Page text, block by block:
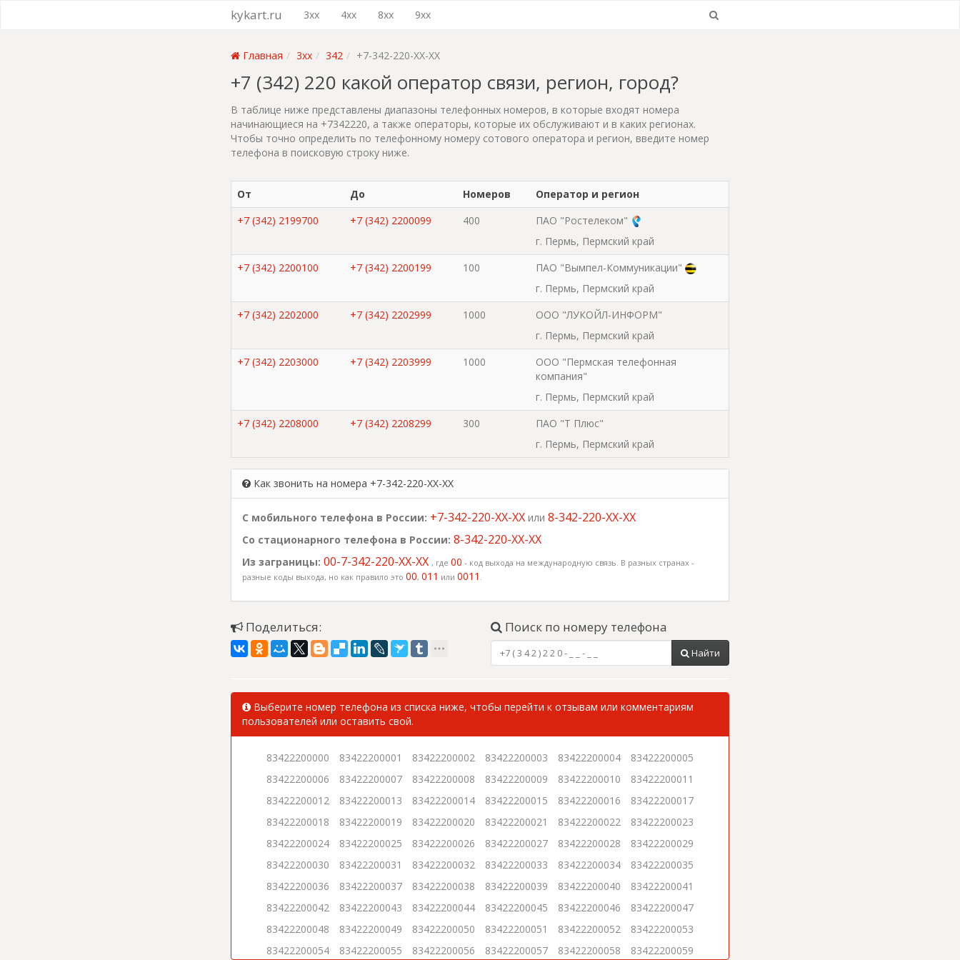
kykart.ru 3xx 4xx 8xx 9xx
Главная 3xx 342 +7-342-220-XX-XX
+7 (342) 220 какой оператор связи, регион, город?
В таблице ниже представлены диапазоны телефонных номеров, в которые входят номера
начинающиеся на +7342220, а также операторы, которые их обслуживают и в каких регионах.
Чтобы точно определить по телефонному номеру сотового оператора и регион, введите номер
телефона в поисковую строку ниже.
От До Номеров
Оператор и регион
+7 (342) 2199700
+7 (342) 2200099 400
ПАО "Ростелеком"
г. Пермь, Пермский край
+7 (342) 2200100
+7 (342) 2200199 100
ПАО "Вымпел-Коммуникации"
г. Пермь, Пермский край
+7 (342) 2202000
+7 (342) 2202999 1000
ООО "ЛУКОЙЛ-ИНФОРМ"
г. Пермь, Пермский край
+7 (342) 2203000
+7 (342) 2203999 1000
ООО "Пермская телефонная
компания"
г. Пермь, Пермский край
+7 (342) 2208000
+7 (342) 2208299 300
ПАО "Т Плюс"
г. Пермь, Пермский край
Как звонить на номера +7-342-220-XX-XX
С мобильного телефона в России: +7-342-220-XX-XX или 8-342-220-XX-XX
Со стационарного телефона в России: 8-342-220-XX-XX
Из заграницы: 00-7-342-220-XX-XX , где 00 - код выхода на международную связь. В разных странах -
разные коды выхода, но как правило это 00, 011 или 0011 .
Поделиться: Поиск по номеру телефона
Найти
Выберите номер телефона из списка ниже, чтобы перейти к отзывам или комментариям
пользователей или оставить свой.
83422200000 83422200001 83422200002 83422200003 83422200004
83422200005
83422200006
83422200007 83422200008 83422200009 83422200010
83422200011
83422200012
83422200013 83422200014 83422200015 83422200016
83422200017
83422200018
83422200019 83422200020 83422200021 83422200022
83422200023
83422200024
83422200025 83422200026 83422200027 83422200028
83422200029
83422200030
83422200031 83422200032 83422200033 83422200034
83422200035
83422200036
83422200037 83422200038 83422200039 83422200040
83422200041
83422200042
83422200043 83422200044 83422200045 83422200046
83422200047
83422200048
83422200049 83422200050 83422200051 83422200052
83422200053
83422200054
83422200055 83422200056 83422200057 83422200058 83422200059